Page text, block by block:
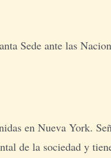
Sede ante las
en Nueva York.
de la sociedad y